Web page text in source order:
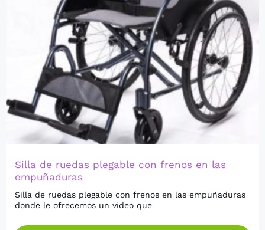
Silla de ruedas plegable con frenos en las
empuñaduras
Silla de ruedas plegable con frenos en las empuñaduras
donde le ofrecemos un vídeo que